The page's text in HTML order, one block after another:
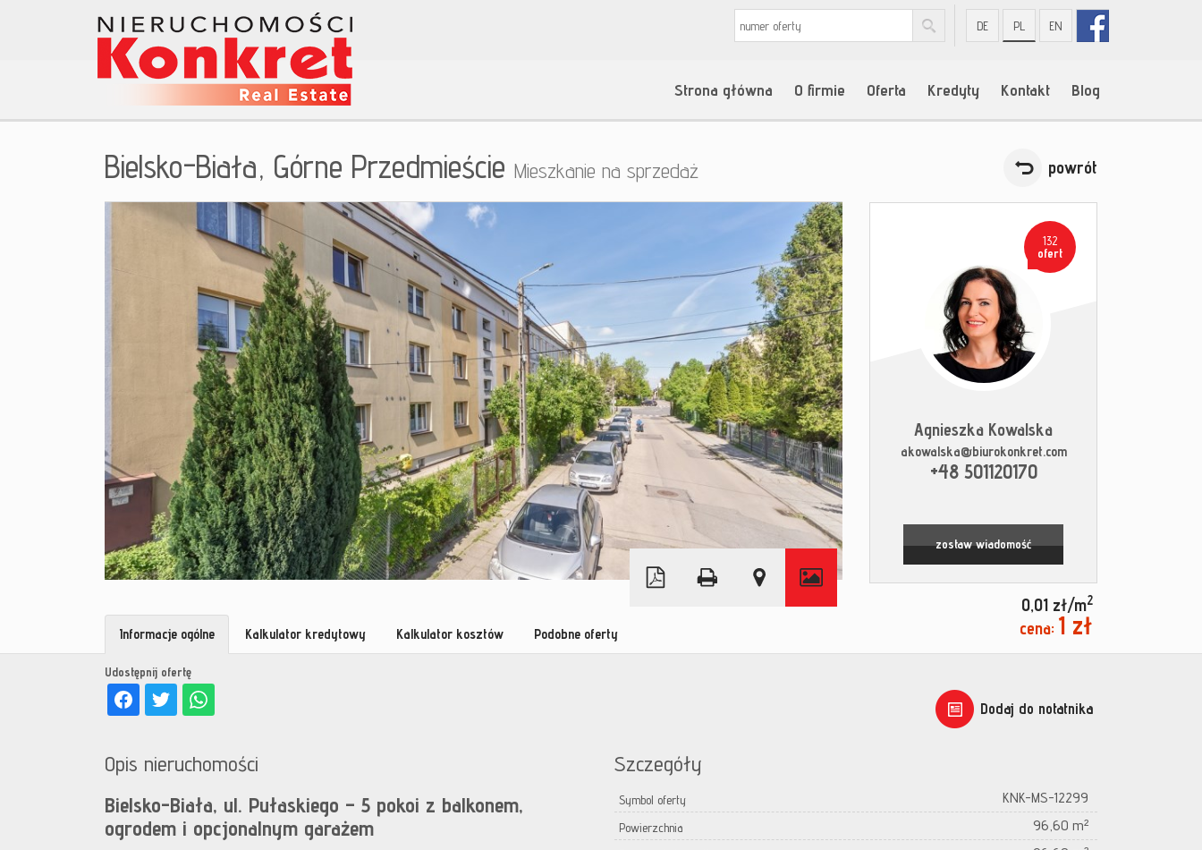
DE PL EN
Strona główna O firmie Oferta Kredyty Kontakt Blog
Bielsko-Biała, Górne Przedmieście Mieszkanie na sprzedaż powrót
Leaflet|© MapTiler ©OpenStreetMap contributors
132
ofert
Agnieszka Kowalska
akowalska@biurokonkret.com
+48 501120170
zostaw wiadomość
0,01 zł/m2
cena: 1 zł
Dodaj do notatnika
Udostępnij ofertę
Informacje ogólne Kalkulator kredytowy Kalkulator kosztów Podobne oferty
Opis nieruchomości
Bielsko-Biała, ul. Pułaskiego – 5 pokoi z balkonem,
ogrodem i opcjonalnym garażem
Szczegóły
Symbol oferty KNK-MS-12299
Powierzchnia 96,60 m²